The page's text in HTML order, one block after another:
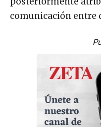
comunicación entre